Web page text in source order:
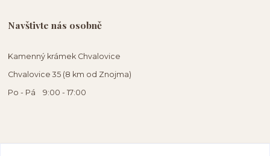
Navštivte nás osobně
Kamenný krámek Chvalovice
Chvalovice 35 (8 km od Znojma)
Po - Pá 9:00 - 17:00